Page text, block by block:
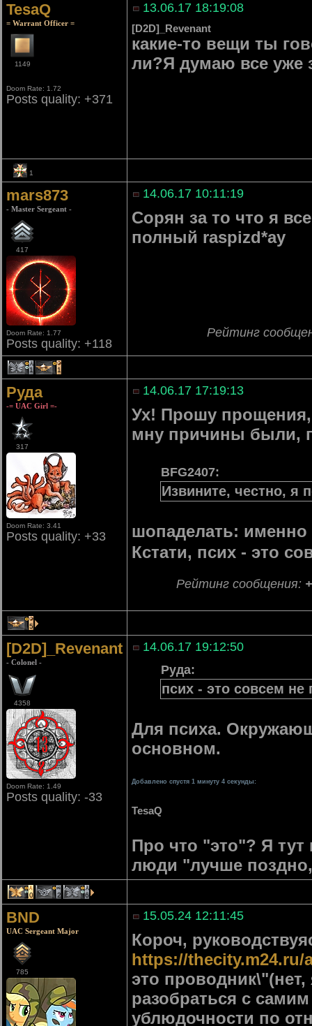
TesaQ
= Warrant Officer =
1149
Doom Rate: 1.72
Posts quality: +371
13.06.17 18:19:08
[D2D]_Revenant
какие-то вещи ты
ли?Я думаю все уже
1
mars873
- Master Sergeant -
417
Doom Rate: 1.77
Posts quality: +118
14.06.17 10:11:19
Сорян за то что я
полный raspizd*ay
Рейтинг
1 1
Руда
-= UAC Girl =-
317
Doom Rate: 3.41
Posts quality: +33
14.06.17 17:19:13
Ух! Прошу прощения,
мну причины были,
BFG2407:
Извините, честно, я
шопаделать: именно
Кстати, псих - это
Рейтинг сообщения:
5
[D2D]_Revenant
- Colonel -
4358
Doom Rate: 1.49
Posts quality: -33
14.06.17 19:12:50
Руда:
псих - это совсем не
Для психа.
основном.
Добавлено спустя 1 минуту 4 секунды:
TesaQ
Про что "это"? Я тут
люди "лучше
10 2 6
BND
UAC Sergeant Major
785
15.05.24 12:11:45
Короч,
https://thecity.m24.ru/
это
разобраться с
ублюдочности по